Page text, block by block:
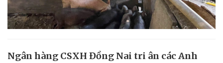
Ngân hàng CSXH Đồng Nai tri ân các Anh